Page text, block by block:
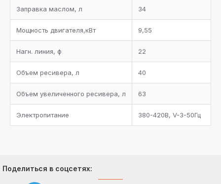
Заправка маслом, л 34
Мощность двигателя,кВт 9,55
Нагн. линия, ф 22
Объем ресивера, л 40
Объем увеличенного ресивера, л 63
Электропитание 380-420В, V-3-50Гц
Поделиться в соцсетях: